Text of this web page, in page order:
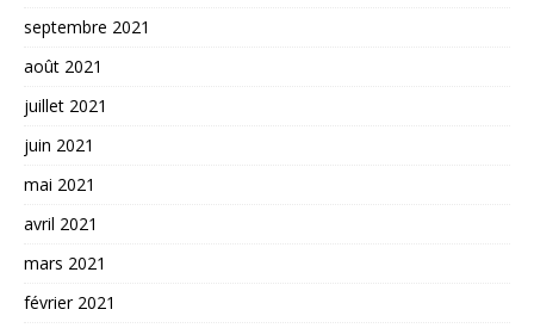
septembre 2021
août 2021
juillet 2021
juin 2021
mai 2021
avril 2021
mars 2021
février 2021